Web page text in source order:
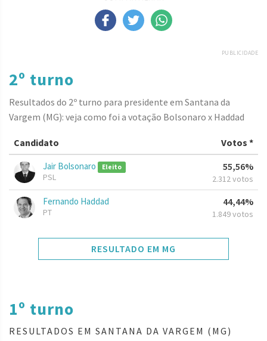
PUBLICIDADE
2º turno
Resultados do 2º turno para presidente em Santana da
Vargem (MG): veja como foi a votação Bolsonaro x Haddad
Candidato Votos *
Jair Bolsonaro Eleito
PSL
55,56%
2.312 votos
Fernando Haddad
PT
44,44%
1.849 votos
RESULTADO EM MG
1º turno
RESULTADOS EM SANTANA DA VARGEM (MG)